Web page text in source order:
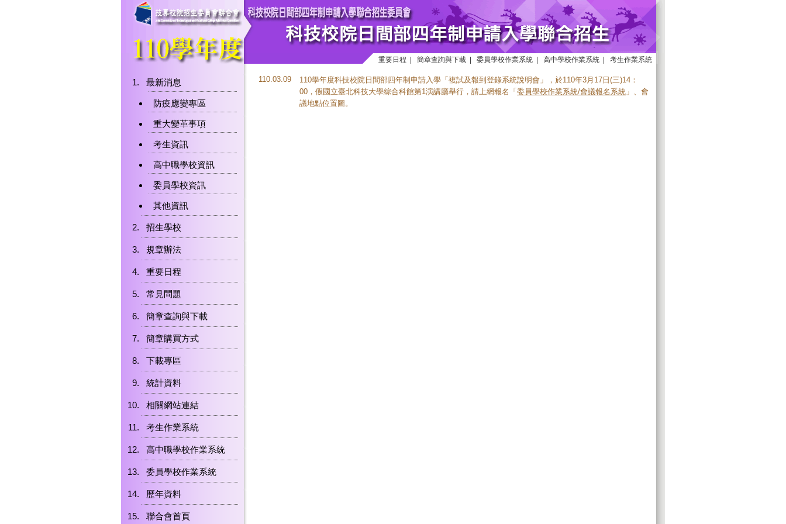
重要日程 簡章查詢與下載 委員學校作業系統 高中學校作業系統 考生作業系統
最新消息
防疫應變專區
重大變革事項
考生資訊
高中職學校資訊
委員學校資訊
其他資訊
招生學校
規章辦法
重要日程
常見問題
簡章查詢與下載
簡章購買方式
下載專區
統計資料
相關網站連結
考生作業系統
高中職學校作業系統
委員學校作業系統
歷年資料
聯合會首頁
110.03.09
110學年度科技校院日間部四年制申請入學「複試及報到登錄系統說明會」，於110年3月17日(三)14：
00，假國立臺北科技大學綜合科館第1演講廳舉行，請上網報名「 委員學校作業系統/會議報名系統 」、會
議地點位置圖。